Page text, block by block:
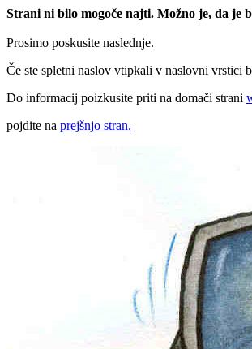
Strani ni bilo mogoče najti. Možno je, da je
Prosimo poskusite naslednje.
Če ste spletni naslov vtipkali v naslovni vrstici
Do informacij poizkusite priti na domači strani
pojdite na prejšnjo stran.